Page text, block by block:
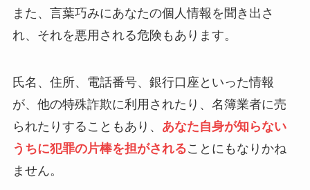
また、言葉巧みにあなたの個人情報を聞き出さ
れ、それを悪用される危険もあります。
氏名、住所、電話番号、銀行口座といった情報
が、他の特殊詐欺に利用されたり、名簿業者に売
られたりすることもあり、 あなた自身が知らない
うちに犯罪の片棒を担がされることにもなりかね
ません。